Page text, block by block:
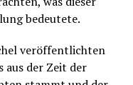
bedeutete.
veröffentlichten
aus der Zeit der